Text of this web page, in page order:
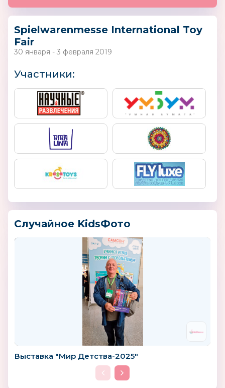
Spielwarenmesse International Toy
Fair
30 января - 3 февраля 2019
Участники:
Случайное KidsФото
Выставка "Мир Детства-2025"